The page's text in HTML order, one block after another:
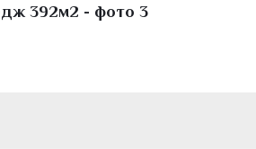
392м2 - фото 3